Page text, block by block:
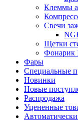
Клеммы
Свечи
Щетки
Фонарик
Фары
Специальные
Новинки
Новые
Распродажа
Уцененные